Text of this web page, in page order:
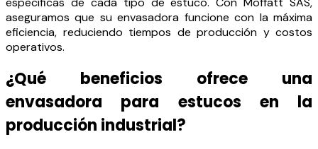
aseguramos que su envasadora funcione con la máxima
eficiencia, reduciendo tiempos de producción y costos
operativos.
¿Qué beneficios ofrece una
envasadora para estucos en la
producción industrial?